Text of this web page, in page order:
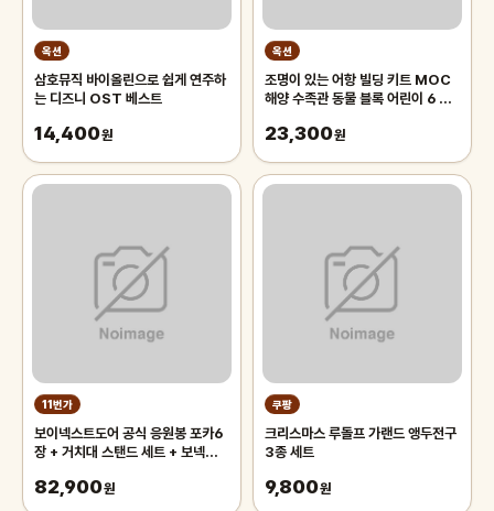
옥션
삼호뮤직 바이올린으로 쉽게 연주하
는 디즈니 OST 베스트
14,400원
옥션
조명이 있는 어항 빌딩 키트 MOC
해양 수족관 동물 블록 어린이 6 장
23,300원
11번가
보이넥스트도어 공식 응원봉 포카6
장 + 거치대 스탠드 세트 + 보넥도
82,900원
쿠팡
크리스마스 루돌프 가랜드 앵두전구
3종 세트
9,800원